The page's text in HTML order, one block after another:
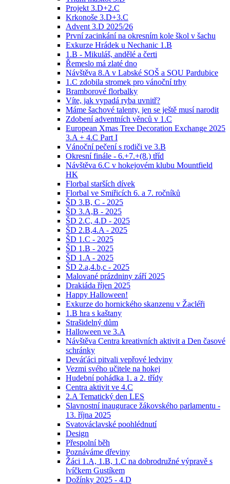
Projekt 3.D+2.C
Krkonoše 3.D+3.C
Advent 3.D 2025/26
První zacinkání na okresním kole škol v šachu
Exkurze Hrádek u Nechanic 1.B
1.B - Mikuláš, andělé a čerti
Řemeslo má zlaté dno
Návštěva 8.A v Labské SOŠ a SOU Pardubice
1.C zdobila stromek pro vánoční trhy
Bramborové florbalky
Víte, jak vypadá ryba uvnitř?
Máme šachové talenty, jen se ještě musí narodit
Zdobení adventních věnců v 1.C
European Xmas Tree Decoration Exchange 2025
3.A + 4.C Part I
Vánoční pečení s rodiči ve 3.B
Okresní finále - 6.+7.+(8.) tříd
Návštěva 6.C v hokejovém klubu Mountfield
HK
Florbal starších dívek
Florbal ve Smiřicích 6. a 7. ročníků
ŠD 3.B, C - 2025
ŠD 3.A,B - 2025
ŠD 2.C, 4.D - 2025
ŠD 2.B,4.A - 2025
ŠD 1.C - 2025
ŠD 1.B - 2025
ŠD 1.A - 2025
ŠD 2.a,4.b,c - 2025
Malované prázdniny září 2025
Drakiáda říjen 2025
Happy Halloween!
Exkurze do hornického skanzenu v Žacléři
1.B hra s kaštany
Strašidelný dům
Halloween ve 3.A
Návštěva Centra kreativních aktivit a Den časové
schránky
Deváťáci pitvali vepřové ledviny
Vezmi svého učitele na hokej
Hudební pohádka 1. a 2. třídy
Centra aktivit ve 4.C
2.A Tematický den LES
Slavnostní inaugurace žákovského parlamentu -
13. října 2025
Svatováclavské poohlédnutí
Design
Přespolní běh
Poznáváme dřeviny
Žáci 1.A, 1.B, 1.C na dobrodružné výpravě s
lvíčkem Gustíkem
Dožínky 2025 - 4.D